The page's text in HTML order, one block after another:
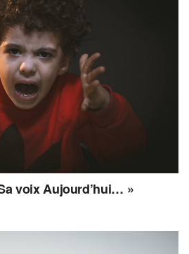
voix Aujourd’hui… »